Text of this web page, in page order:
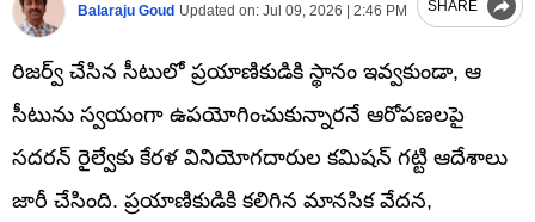
Balaraju Goud Updated on: Jul 09, 2026 | 2:46 PM SHARE
రిజర్వ్ చేసిన సీటులో ప్రయాణికుడికి స్థానం ఇవ్వకుండా, ఆ
సీటును స్వయంగా ఉపయోగించుకున్నారనే ఆరోపణలపై
సదరన్ రైల్వేకు కేరళ వినియోగదారుల కమిషన్ గట్టి ఆదేశాలు
జారీ చేసింది. ప్రయాణికుడికి కలిగిన మానసిక వేదన,